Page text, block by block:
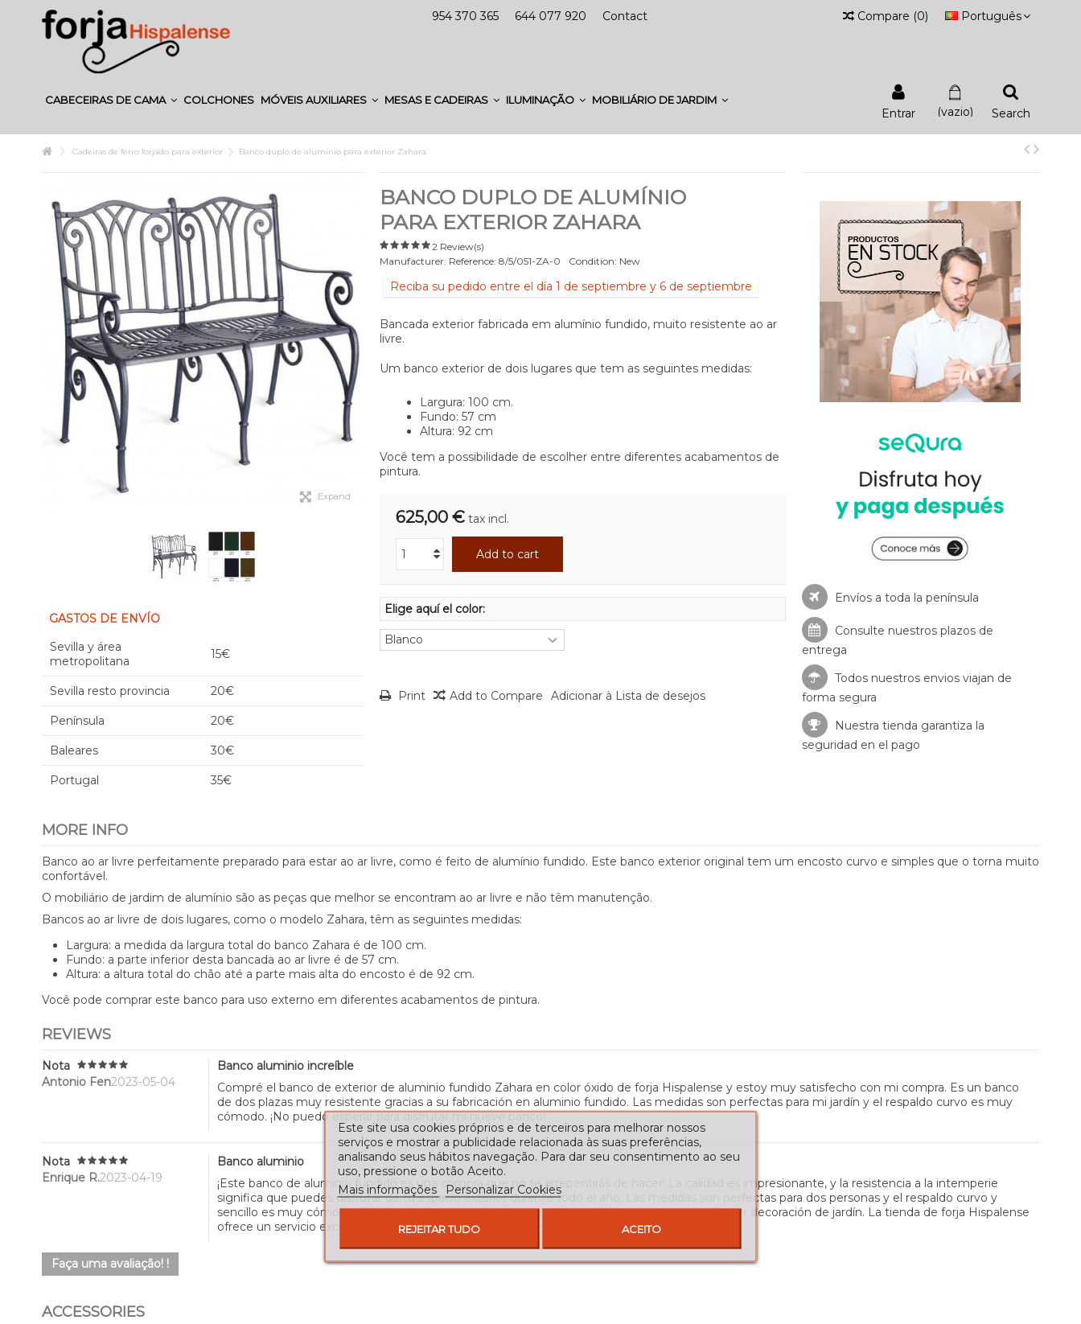
954 370 365 644 077 920 Contact Português
Compare (0)
CABECEIRAS DE CAMA COLCHONES MÓVEIS AUXILIARES MESAS E CADEIRAS ILUMINAÇÃO MOBILIÁRIO DE JARDIM
Search
(vazio)
Entrar
Cadeiras de ferro forjado para exterior Banco duplo de alumínio para exterior Zahara
Expand
GASTOS DE ENVÍO
Sevilla y área
metropolitana
15€
Sevilla resto provincia 20€
Península 20€
Baleares 30€
Portugal 35€
BANCO DUPLO DE ALUMÍNIO
PARA EXTERIOR ZAHARA
2 Review(s)
Manufacturer: Reference: 8/5/051-ZA-0 Condition: New
Reciba su pedido entre el día 1 de septiembre y 6 de septiembre
Bancada exterior fabricada em alumínio fundido, muito resistente ao ar
livre.
Um banco exterior de dois lugares que tem as seguintes medidas:
Largura: 100 cm.
Fundo: 57 cm
Altura: 92 cm
Você tem a possibilidade de escolher entre diferentes acabamentos de
pintura.
625,00 € tax incl.
Add to cart
Elige aquí el color:
Print Add to Compare Adicionar à Lista de desejos
Envíos a toda la península
Consulte nuestros plazos de
entrega
Todos nuestros envios viajan de
forma segura
Nuestra tienda garantiza la
seguridad en el pago
MORE INFO
Banco ao ar livre perfeitamente preparado para estar ao ar livre, como é feito de alumínio fundido. Este banco exterior original tem um encosto curvo e simples que o torna muito
confortável.
O mobiliário de jardim de alumínio são as peças que melhor se encontram ao ar livre e não têm manutenção.
Bancos ao ar livre de dois lugares, como o modelo Zahara, têm as seguintes medidas:
Largura: a medida da largura total do banco Zahara é de 100 cm.
Fundo: a parte inferior desta bancada ao ar livre é de 57 cm.
Altura: a altura total do chão até a parte mais alta do encosto é de 92 cm.
Você pode comprar este banco para uso externo em diferentes acabamentos de pintura.
REVIEWS
Nota
Antonio Fen2023-05-04
Banco aluminio increíble
Compré el banco de exterior de aluminio fundido Zahara en color óxido de forja Hispalense y estoy muy satisfecho con mi compra. Es un banco
de dos plazas muy resistente gracias a su fabricación en aluminio fundido. Las medidas son perfectas para mi jardín y el respaldo curvo es muy
cómodo. ¡No puedo esperar para disfrutar mi nuevo banco!
Nota
Enrique R.2023-04-19
Banco aluminio
¡Este banco de aluminio fundido es una compra que no te arrepentirás de hacer! La calidad es impresionante, y la resistencia a la intemperie
significa que puedes disfrutar de tu espacio exterior durante todo el año. Las medidas son perfectas para dos personas y el respaldo curvo y
sencillo es muy cómodo. El color óxido es muy bonito y combina perfectamente con cualquier decoración de jardín. La tienda de forja Hispalense
ofrece un servicio excepcional, ¡volveré a comprar con ellos!
Faça uma avaliação! !
ACCESSORIES
Este site usa cookies próprios e de terceiros para melhorar nossos
serviços e mostrar a publicidade relacionada às suas preferências,
analisando seus hábitos navegação. Para dar seu consentimento ao seu
uso, pressione o botão Aceito.
Mais informações
Personalizar Cookies
REJEITAR TUDO ACEITO